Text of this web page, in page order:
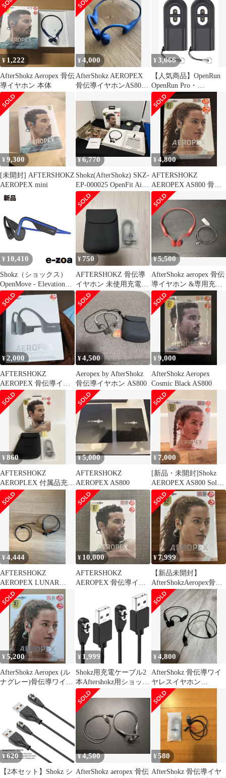
Aeropex・Shokz Mini骨
伝導イヤホンとの互換
性あり OpenRun・Shokz
（2個セット）Shokz充
電ケーブル対応USB-C
変換アダプター、Shokz
¥ 1,222
AfterShokz Aeropex 骨伝
導イヤホン 本体
¥4,000
AfterShokz AEROPEX
骨伝導イヤホンAS800
¥3,066
【人気商品】OpenRun
OpenRun Pro・
OpenComm・Shokz Mini
骨伝導イヤホンとの互
換性あり Aeropex・
Shokz OpenRun・Shokz
（2個セット）Shokz充
電ケーブル対応USB-C
変換アダプター、Shokz
¥9,300
[未開封] AFTERSHOKZ
AEROPEX mini
¥6,770
Shokz(AfterShokz) SKZ-
EP-000025 OpenFit Air
SKZ-EP-000025 ヘッド
ホン・イヤホン
¥4,800
AFTERSHOKZ
AEROPEX AS800 骨伝
導イヤホン グレー
¥ 10,410
Shokz（ショックス）
OpenMove - Elevation
Blue AFT-EP-000024
(2554455)
¥750
AFTERSHOKZ 骨伝導
イヤホン 未使用充電ケ
ーブル ケース
¥ 5,500
AfterShokz aeropex 骨伝
導イヤホン &専用充電
ケーブル
¥2,000
AFTERSHOKZ
AEROPEX 骨伝導イヤ
ホン
¥4,500
Aeropex by AfterShokz
骨伝導イヤホン AS800
¥9,000
AfterShokz Aeropex
Cosmic Black AS800
¥860
AFTERSHOKZ
AEROPLEX 付属品充電
ケーブル セット 未開
封 純正
¥5,000
AFTERSHOKZ
AEROPEX AS800
¥ 7,000
[新品・未開封]Shokz
AEROPEX AS800 Solar
Red
¥4,444
AFTERSHOKZ
AEROPEX LUNAR
GRAY
¥ 10,000
AFTERSHOKZ
AEROPEX 骨伝導イヤ
¥7,999
【新品未開封】
AfterShokzAeropex骨伝
導イヤホンLunarGrey
¥5,200
AfterShokz Aeropex (ル
ナグレー)骨伝導ワイヤ
¥ 1,999
Shokz用充電ケーブル2
本Aftershokz用ショック
スUSB充電コード
1mShokzOpenRun(旧
AfterShokz)/AftershokzA
eropex/ShokzOpenRunPr
o/OpenComm
¥4,800
AfterShokz 骨伝導ワイ
ヤレスイヤホン
AEROPEX (AS800)
¥620
【2本セット】Shokz シ
¥4,500
AfterShokz aeropex 骨伝
¥580
AfterShokz 骨伝導イヤ